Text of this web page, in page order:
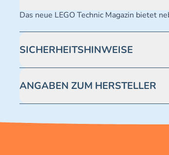
Das neue LEGO Technic Magazin bietet
SICHERHEITSHINWEISE
ANGABEN ZUM HERSTELLER